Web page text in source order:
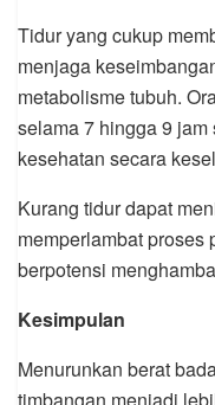
Tidur yang cukup
menjaga
metabolisme tubuh.
selama 7 hingga 9
kesehatan secara
Kurang tidur dapat
memperlambat proses
berpotensi
Kesimpulan
Menurunkan berat
timbangan menjadi